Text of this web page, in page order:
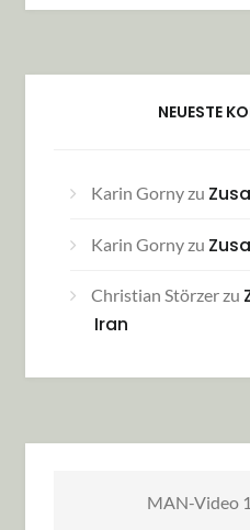
NEUESTE
Karin Gornyzu
Karin Gornyzu
Christian Störzerzu
Iran
MAN-Video